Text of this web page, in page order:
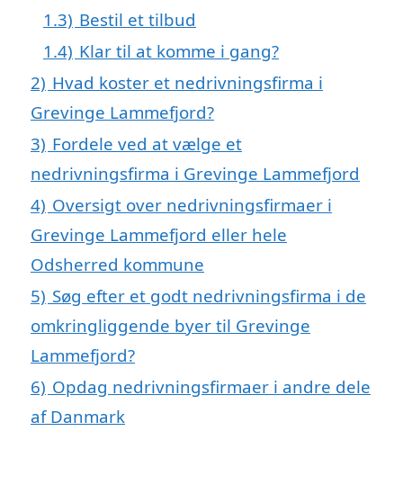
1.3) Bestil et tilbud
1.4) Klar til at komme i gang?
2) Hvad koster et nedrivningsfirma i
Grevinge Lammefjord?
3) Fordele ved at vælge et
nedrivningsfirma i Grevinge Lammefjord
4) Oversigt over nedrivningsfirmaer i
Grevinge Lammefjord eller hele
Odsherred kommune
5) Søg efter et godt nedrivningsfirma i de
omkringliggende byer til Grevinge
Lammefjord?
6) Opdag nedrivningsfirmaer i andre dele
af Danmark